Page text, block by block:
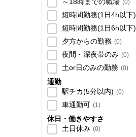
～18時までの職場 (0)
短時間勤務(1日4h以下)
短時間勤務(1日6h以下)
夕方からの勤務 (0)
夜間・深夜帯のみ (0)
土or日のみの勤務 (0)
通勤
駅チカ(5分以内) (0)
車通勤可 (1)
休日・働きやすさ
土日休み (0)